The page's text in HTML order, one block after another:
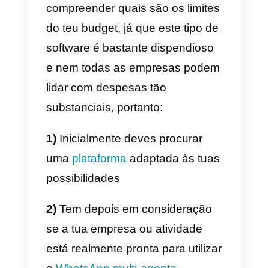
O que devo considerar
quando escolho uma
plataforma WhatsApp